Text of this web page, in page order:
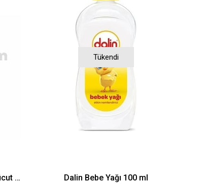
Dermoskin BabyCare Probiyotik Vücut Losyonu 230 ml
Tükendi
Dalin Bebe Yağı 100 ml